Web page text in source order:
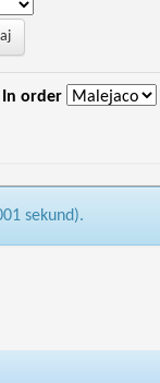
In order
sekund).